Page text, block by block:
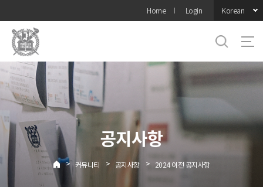
메뉴
Home Login Korean
공지사항
> 커뮤니티 > 공지사항 > 2024 이전 공지사항